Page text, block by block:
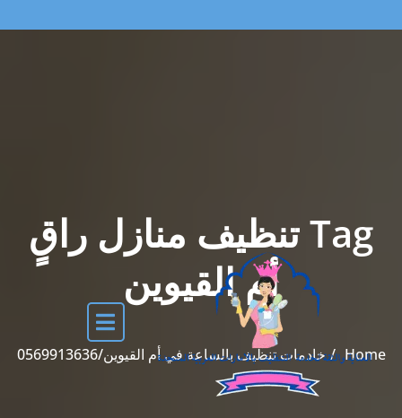
Tag تنظيف منازل راقٍ
أم القيوين
Home خادمات تنظيف بالساعة في أم القيوين/0569913636